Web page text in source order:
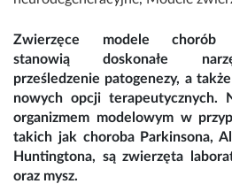
Zwierzęce modele chorób
stanowią doskonałe
prześledzenie patogenezy, a
nowych opcji terapeutycznych.
organizmem modelowym w
takich jak choroba Parkinsona,
Huntingtona, są zwierzęta
oraz mysz.